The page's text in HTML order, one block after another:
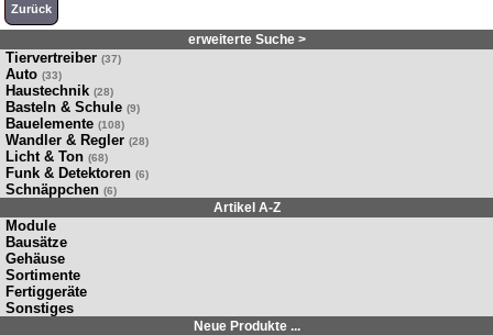
Zurück
erweiterte Suche >
Tiervertreiber (37)
Auto (33)
Haustechnik (28)
Basteln & Schule (9)
Bauelemente (108)
Wandler & Regler (28)
Licht & Ton (68)
Funk & Detektoren (6)
Schnäppchen (6)
Artikel A-Z
Module
Bausätze
Gehäuse
Sortimente
Fertiggeräte
Sonstiges
Neue Produkte ...